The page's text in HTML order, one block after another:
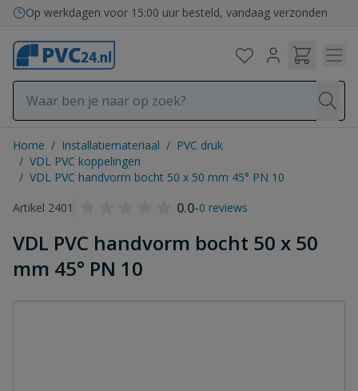
Ga naar de inhoud
Op werkdagen voor 15:00 uur besteld, vandaag verzonden
Home / Installatiemateriaal / PVC druk
/ VDL PVC koppelingen
/ VDL PVC handvorm bocht 50 x 50 mm 45° PN 10
Artikel 2401
0.0-0 reviews
VDL PVC handvorm bocht 50 x 50
mm 45° PN 10